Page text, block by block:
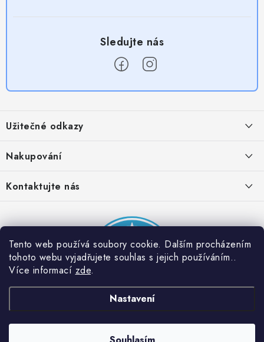
Tento web používá soubory cookie. Dalším procházením
tohoto webu vyjadřujete souhlas s jejich používáním..
Více informací zde.
Nastavení
p
a
Užitečné odkazy
Obchodní podmínky
Provizní systém
Partner stránek: Super plecháček
Nakupování
Časté otázky
Podmínky akce 2 + 1 zdarma
Kontaktujte nás